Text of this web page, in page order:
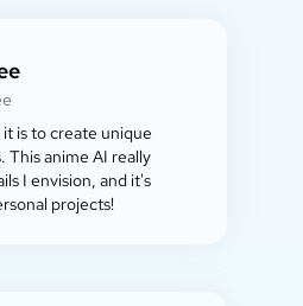
is to create unique
This anime AI really
I envision, and it's
projects!